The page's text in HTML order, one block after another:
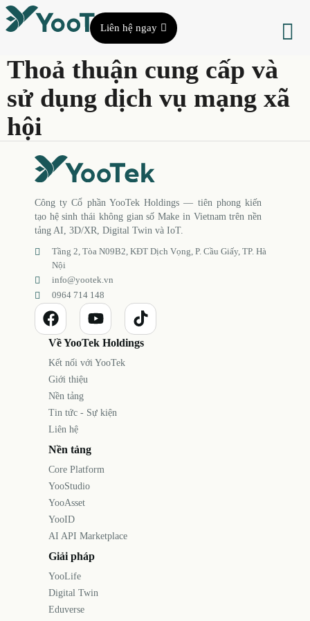
Liên hệ ngay
Thoả thuận cung cấp và
sử dụng dịch vụ mạng xã
hội
Công ty Cổ phần YooTek Holdings — tiên phong kiến
tạo hệ sinh thái không gian số Make in Vietnam trên nền
tảng AI, 3D/XR, Digital Twin và IoT.
Tầng 2, Tòa N09B2, KĐT Dịch Vọng, P. Cầu Giấy, TP. Hà
Nội
info@yootek.vn
0964 714 148
Về YooTek Holdings
Kết nối với YooTek
Giới thiệu
Nền tảng
Tin tức - Sự kiện
Liên hệ
Nền tảng
Core Platform
YooStudio
YooAsset
YooID
AI API Marketplace
Giải pháp
YooLife
Digital Twin
Eduverse